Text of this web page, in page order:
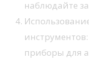
наблюдайте
приборы для